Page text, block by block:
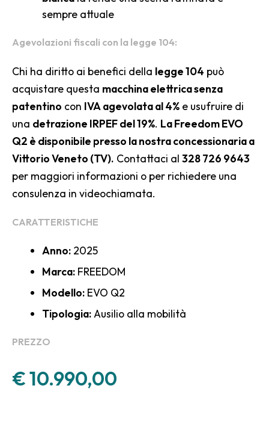
sempre attuale
Agevolazioni fiscali con la legge 104:
Chi ha diritto ai benefici della legge 104 può
acquistare questa macchina elettrica senza
patentino con IVA agevolata al 4% e usufruire di
una detrazione IRPEF del 19%. La Freedom EVO
Q2 è disponibile presso la nostra concessionaria a
Vittorio Veneto (TV). Contattaci al 328 726 9643
per maggiori informazioni o per richiedere una
consulenza in videochiamata.
CARATTERISTICHE
Anno: 2025
Marca: FREEDOM
Modello: EVO Q2
Tipologia:Ausilio alla mobilità
PREZZO
€10.990,00